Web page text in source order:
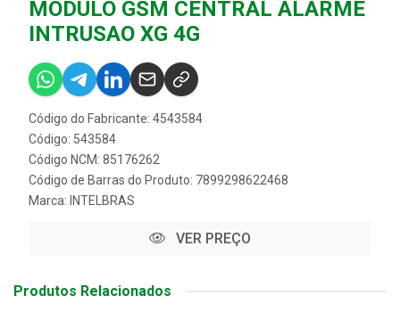
MODULO GSM CENTRAL ALARME
INTRUSAO XG 4G
Código do Fabricante: 4543584
Código: 543584
Código NCM: 85176262
Código de Barras do Produto: 7899298622468
Marca: INTELBRAS
VER PREÇO
Produtos Relacionados